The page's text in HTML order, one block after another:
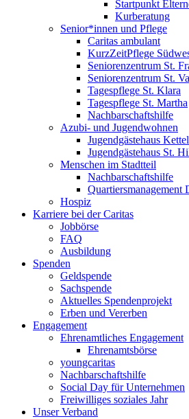
Startpunkt
Kurberatung
Senior*innen und Pflege
Caritas ambulant
KurzZeitPflege
Seniorenzentrum St.
Seniorenzentrum St.
Tagespflege St. Klara
Tagespflege St. Martha
Nachbarschaftshilfe
Azubi- und Jugendwohnen
Jugendgästehaus
Jugendgästehaus St.
Menschen im Stadtteil
Nachbarschaftshilfe
Quartiersmanagement
Hospiz
Karriere bei der Caritas
Jobbörse
FAQ
Ausbildung
Spenden
Geldspende
Sachspende
Aktuelles Spendenprojekt
Erben und Vererben
Engagement
Ehrenamtliches Engagement
Ehrenamtsbörse
youngcaritas
Nachbarschaftshilfe
Social Day für Unternehmen
Freiwilliges soziales Jahr
Unser Verband